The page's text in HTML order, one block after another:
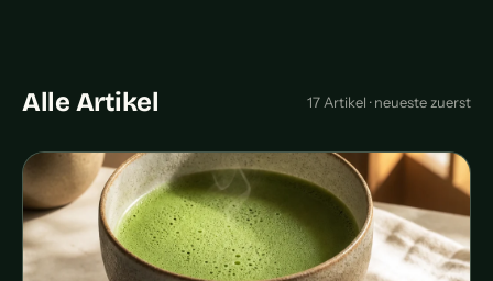
Alle Artikel 17 Artikel · neueste zuerst